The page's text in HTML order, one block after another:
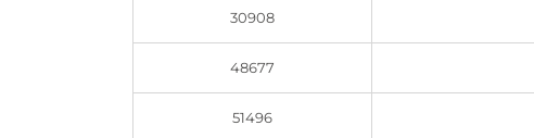
30908
48677
51496